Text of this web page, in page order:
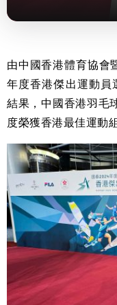
由中國香港體育協會
年度香港傑出運動
結果，中國香港羽毛
度榮獲香港最佳運動組